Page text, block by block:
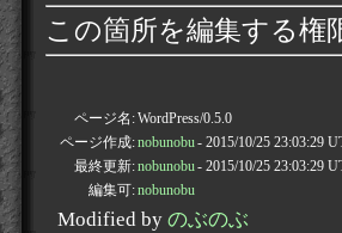
この箇所を編集する権
ページ名:WordPress/0.5.0
ページ作成:nobunobu- 2015/10/25 23:03:29
最終更新:nobunobu- 2015/10/25 23:03:29
編集可:nobunobu
Modified by のぶのぶ